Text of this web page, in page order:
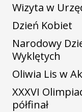
Wizyta w
Dzień Kobiet
Narodowy
Wyklętych
Oliwia Lis w
XXXVI
półfinał